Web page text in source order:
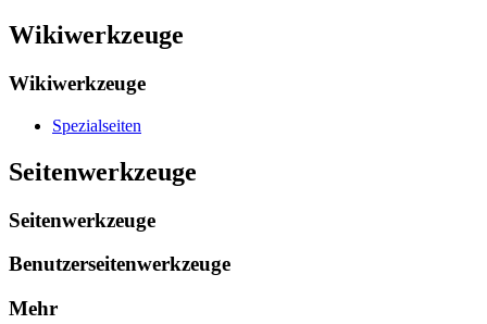
Wikiwerkzeuge
Wikiwerkzeuge
Spezialseiten
Seitenwerkzeuge
Seitenwerkzeuge
Benutzerseitenwerkzeuge
Mehr